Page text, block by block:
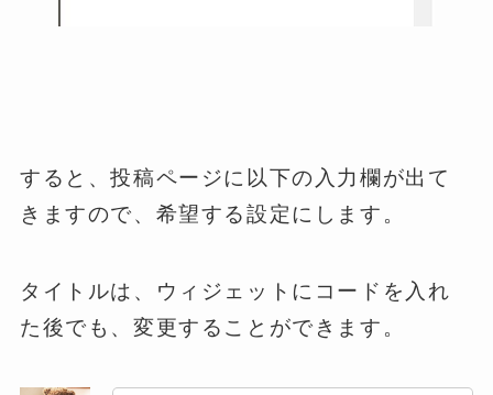
すると、投稿ページに以下の入力欄が出て
きますので、希望する設定にします。
タイトルは、ウィジェットにコードを入れ
た後でも、変更することができます。